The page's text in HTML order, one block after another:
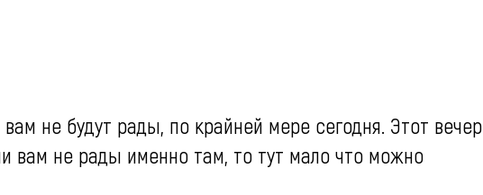
не будут рады, по крайней мере сегодня. Этот вечер
вам не рады именно там, то тут мало что можно